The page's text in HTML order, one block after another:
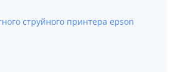
струйного принтера epson